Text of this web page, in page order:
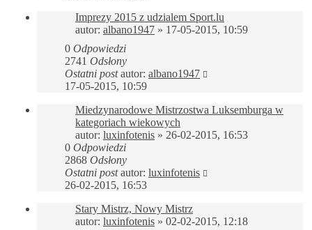
Imprezy 2015 z udzialem Sport.lu
autor: albano1947 » 17-05-2015, 10:59
0 Odpowiedzi
2741 Odsłony
Ostatni postautor: albano1947
17-05-2015, 10:59
Miedzynarodowe Mistrzostwa Luksemburga w
kategoriach wiekowych
autor: luxinfotenis » 26-02-2015, 16:53
0 Odpowiedzi
2868 Odsłony
Ostatni postautor: luxinfotenis
26-02-2015, 16:53
Stary Mistrz, Nowy Mistrz
autor: luxinfotenis » 02-02-2015, 12:18